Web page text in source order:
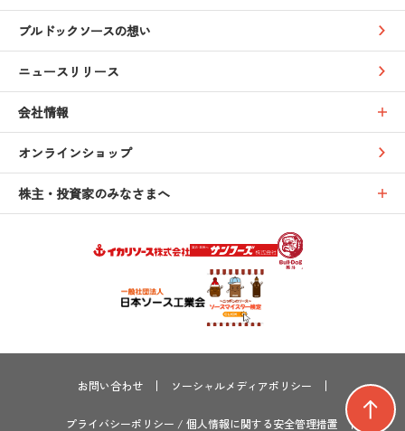
ブルドックソースの想い
ニュースリリース
会社情報
オンラインショップ
株主・投資家のみなさまへ
お問い合わせ ソーシャルメディアポリシー
プライバシーポリシー / 個人情報に関する安全管理措置